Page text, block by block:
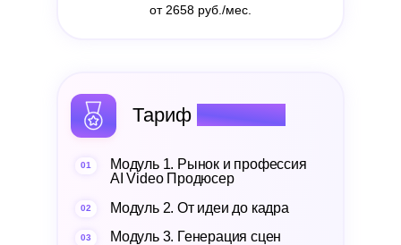
от 2658 руб./мес.
Тариф «Профи»
01
Модуль 1. Рынок и профессия
AI Video Продюсер
02 Модуль 2. От идеи до кадра
03 Модуль 3. Генерация сцен